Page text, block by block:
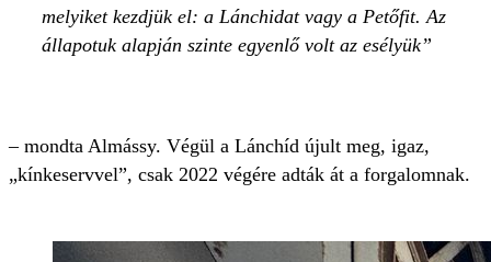
melyiket kezdjük el: a Lánchidat vagy a Petőfit. Az
állapotuk alapján szinte egyenlő volt az esélyük
– mondta Almássy. Végül a Lánchíd újult meg, igaz,
„kínkeservvel”, csak 2022 végére adták át a forgalomnak.